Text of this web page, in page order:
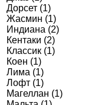
Дорсет (1)
Жасмин (1)
Индиана (2)
Кентаки (2)
Классик (1)
Коен (1)
Лима (1)
Лофт (1)
Магеллан (1)